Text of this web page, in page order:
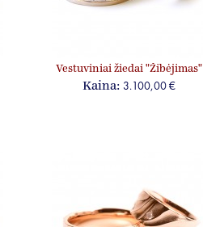
Vestuviniai žiedai "Žibėjimas"
Kaina: 3.100,00 €